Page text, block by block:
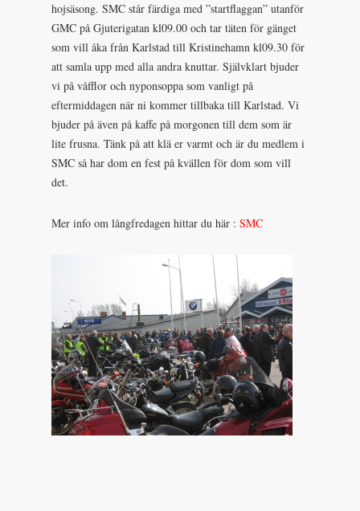
hojsäsong. SMC står färdiga med ”startflaggan” utanför
GMC på Gjuterigatan kl09.00 och tar täten för gänget
som vill åka från Karlstad till Kristinehamn kl09.30 för
att samla upp med alla andra knuttar. Självklart bjuder
vi på våfflor och nyponsoppa som vanligt på
eftermiddagen när ni kommer tillbaka till Karlstad. Vi
bjuder på även på kaffe på morgonen till dem som är
lite frusna. Tänk på att klä er varmt och är du medlem i
SMC så har dom en fest på kvällen för dom som vill
det.
Mer info om långfredagen hittar du här : SMC